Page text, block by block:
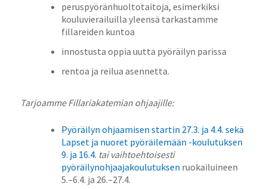
peruspyöränhuoltotaitoja, esimerkiksi
kouluvierailuilla yleensä tarkastamme
fillareiden kuntoa
innostusta oppia uutta pyöräilyn parissa
rentoa ja reilua asennetta.
Tarjoamme Fillariakatemian ohjaajille:
Pyöräilyn ohjaamisen startin 27.3. ja 4.4. sekä
Lapset ja nuoret pyöräilemään -koulutuksen
9. ja 16.4. tai vaihtoehtoisesti
pyöräilynohjaajakoulutuksen ruokailuineen
5.–6.4. ja 26.–27.4.